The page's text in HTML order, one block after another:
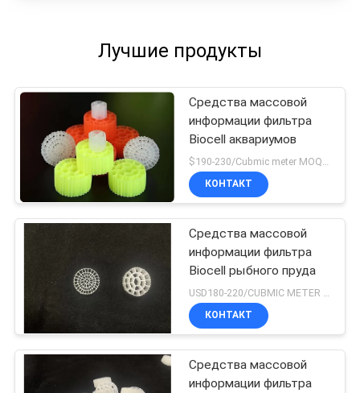
Лучшие продукты
Средства массовой
информации фильтра
Biocell аквариумов
$190-230/Cubmic meter MOQ:1CubmicMeter
КОНТАКТ
Средства массовой
информации фильтра
Biocell рыбного пруда
КОНТАКТ
Средства массовой
информации фильтра